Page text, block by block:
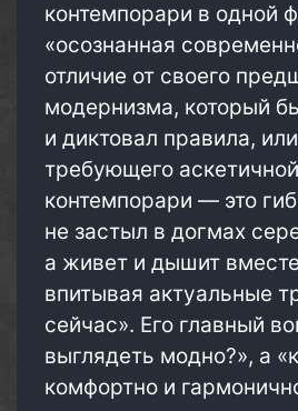
контемпорари в одной
«осознанная
отличие от своего
модернизма, который
и диктовал правила,
требующего
контемпорари — это
не застыл в догмах
а живет и дышит
впитывая актуальные
сейчас». Его главный
выглядеть модно?», а
комфортно и